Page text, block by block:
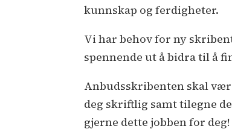
kunnskap og ferdigheter.
Vi har behov for ny
spennende ut å bidra til å
Anbudsskribenten skal
deg skriftlig samt tilegne
gjerne dette jobben for deg!